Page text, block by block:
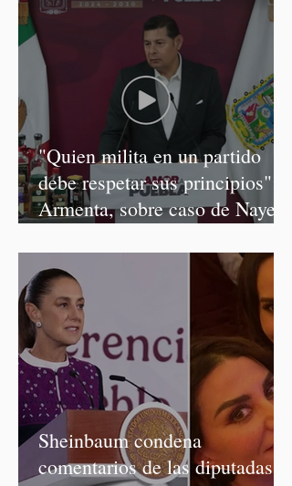
"Quien milita en un partido
debe respetar sus principios":
Armenta, sobre caso de Nayeli
Sheinbaum condena
comentarios de las diputadas